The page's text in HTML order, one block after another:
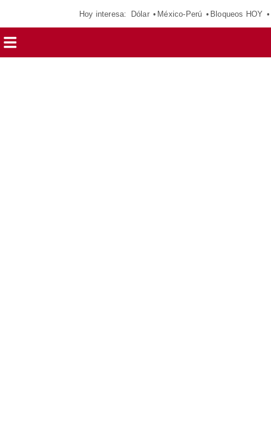
Hoy interesa: Dólar México-Perú Bloqueos HOY